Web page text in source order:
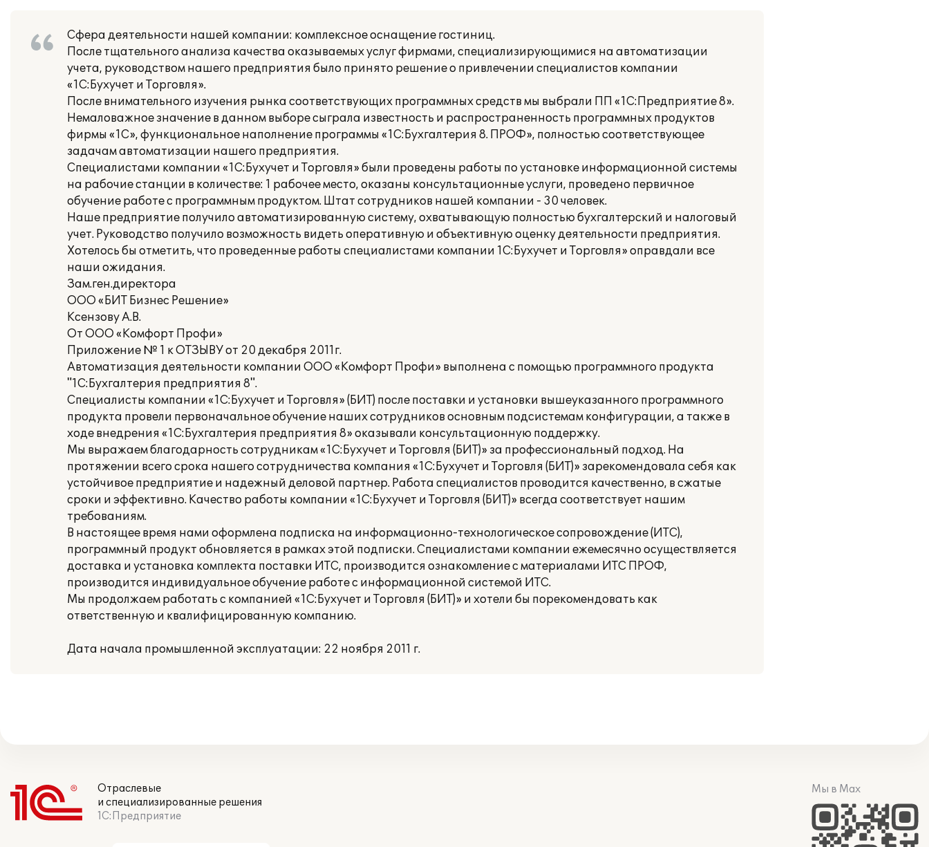
Сфера деятельности нашей компании: комплексное оснащение гостиниц.
После тщательного анализа качества оказываемых услуг фирмами, специализирующимися на автоматизации
учета, руководством нашего предприятия было принято решение о привлечении специалистов компании
«1С:Бухучет и Торговля».
После внимательного изучения рынка соответствующих программных средств мы выбрали ПП «1С:Предприятие 8».
Немаловажное значение в данном выборе сыграла известность и распространенность программных продуктов
фирмы «1С», функциональное наполнение программы «1С:Бухгалтерия 8. ПРОФ», полностью соответствующее
задачам автоматизации нашего предприятия.
Специалистами компании «1С:Бухучет и Торговля» были проведены работы по установке информационной системы
на рабочие станции в количестве: 1 рабочее место, оказаны консультационные услуги, проведено первичное
обучение работе с программным продуктом. Штат сотрудников нашей компании - 30 человек.
Наше предприятие получило автоматизированную систему, охватывающую полностью бухгалтерский и налоговый
учет. Руководство получило возможность видеть оперативную и объективную оценку деятельности предприятия.
Хотелось бы отметить, что проведенные работы специалистами компании 1С:Бухучет и Торговля» оправдали все
наши ожидания.
Зам.ген.директора
ООО «БИТ Бизнес Решение»
Ксензову А.В.
От ООО «Комфорт Профи»
Приложение № 1 к ОТЗЫВУ от 20 декабря 2011г.
Автоматизация деятельности компании ООО «Комфорт Профи» выполнена c помощью программного продукта
"1С:Бухгалтерия предприятия 8".
Специалисты компании «1С:Бухучет и Торговля» (БИТ) после поставки и установки вышеуказанного программного
продукта провели первоначальное обучение наших сотрудников основным подсистемам конфигурации, а также в
ходе внедрения «1С:Бухгалтерия предприятия 8» оказывали консультационную поддержку.
Мы выражаем благодарность сотрудникам «1С:Бухучет и Торговля (БИТ)» за профессиональный подход. На
протяжении всего срока нашего сотрудничества компания «1С:Бухучет и Торговля (БИТ)» зарекомендовала себя как
устойчивое предприятие и надежный деловой партнер. Работа специалистов проводится качественно, в сжатые
сроки и эффективно. Качество работы компании «1С:Бухучет и Торговля (БИТ)» всегда соответствует нашим
требованиям.
В настоящее время нами оформлена подписка на информационно-технологическое сопровождение (ИТС),
программный продукт обновляется в рамках этой подписки. Специалистами компании ежемесячно осуществляется
доставка и установка комплекта поставки ИТС, производится ознакомление с материалами ИТС ПРОФ,
производится индивидуальное обучение работе с информационной системой ИТС.
Мы продолжаем работать с компанией «1С:Бухучет и Торговля (БИТ)» и хотели бы порекомендовать как
ответственную и квалифицированную компанию.
Дата начала промышленной эксплуатации: 22 ноября 2011 г.
Отраслевые
и специализированные решения
1С:Предприятие
Мы в Max